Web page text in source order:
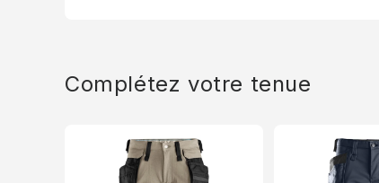
Complétez votre tenue